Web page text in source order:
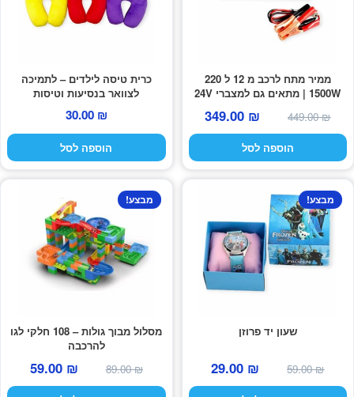
ממיר מתח לרכב מ 12 ל 220
1500W | מתאים גם למצברי 24V
449.00₪
המחיר
המקורי
היה:
349.00 ₪
המחיר
הנוכחי
הוא:
הוספה לסל
כרית טיסה לילדים – לתמיכה
לצוואר בנסיעות וטיסות
30.00 ₪
הוספה לסל
שעון יד פרוזן
מבצע!
59.00₪
המחיר
המקורי
29.00 ₪
המחיר
הנוכחי
מסלול מבוך גולות – 108 חלקי לגו
להרכבה
מבצע!
89.00₪
המחיר
המקורי
59.00 ₪